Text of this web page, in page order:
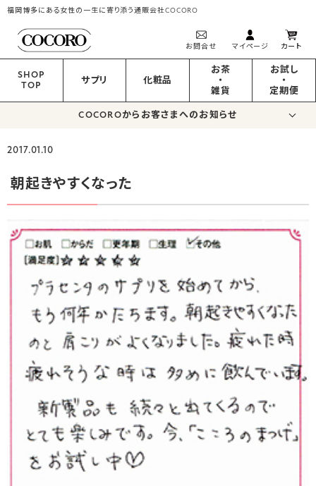
福岡博多にある女性の一生に寄り添う通販会社COCORO
お問合せ マイページ カート
SHOP
TOP
サプリ 化粧品
お茶
・
雑貨
お試し
・
定期便
COCOROからお客さまへのお知らせ
2017.01.10
朝起きやすくなった